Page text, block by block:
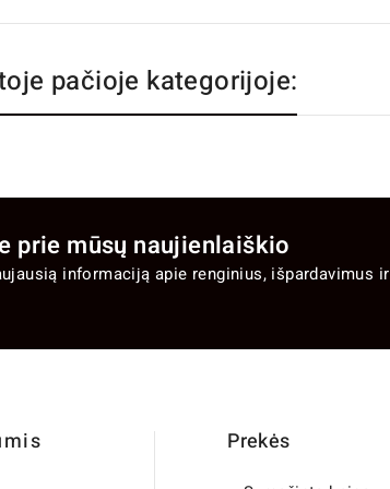
pačioje kategorijoje:
prie mūsų naujienlaiškio
informaciją apie renginius, išpardavimus ir
Prekės